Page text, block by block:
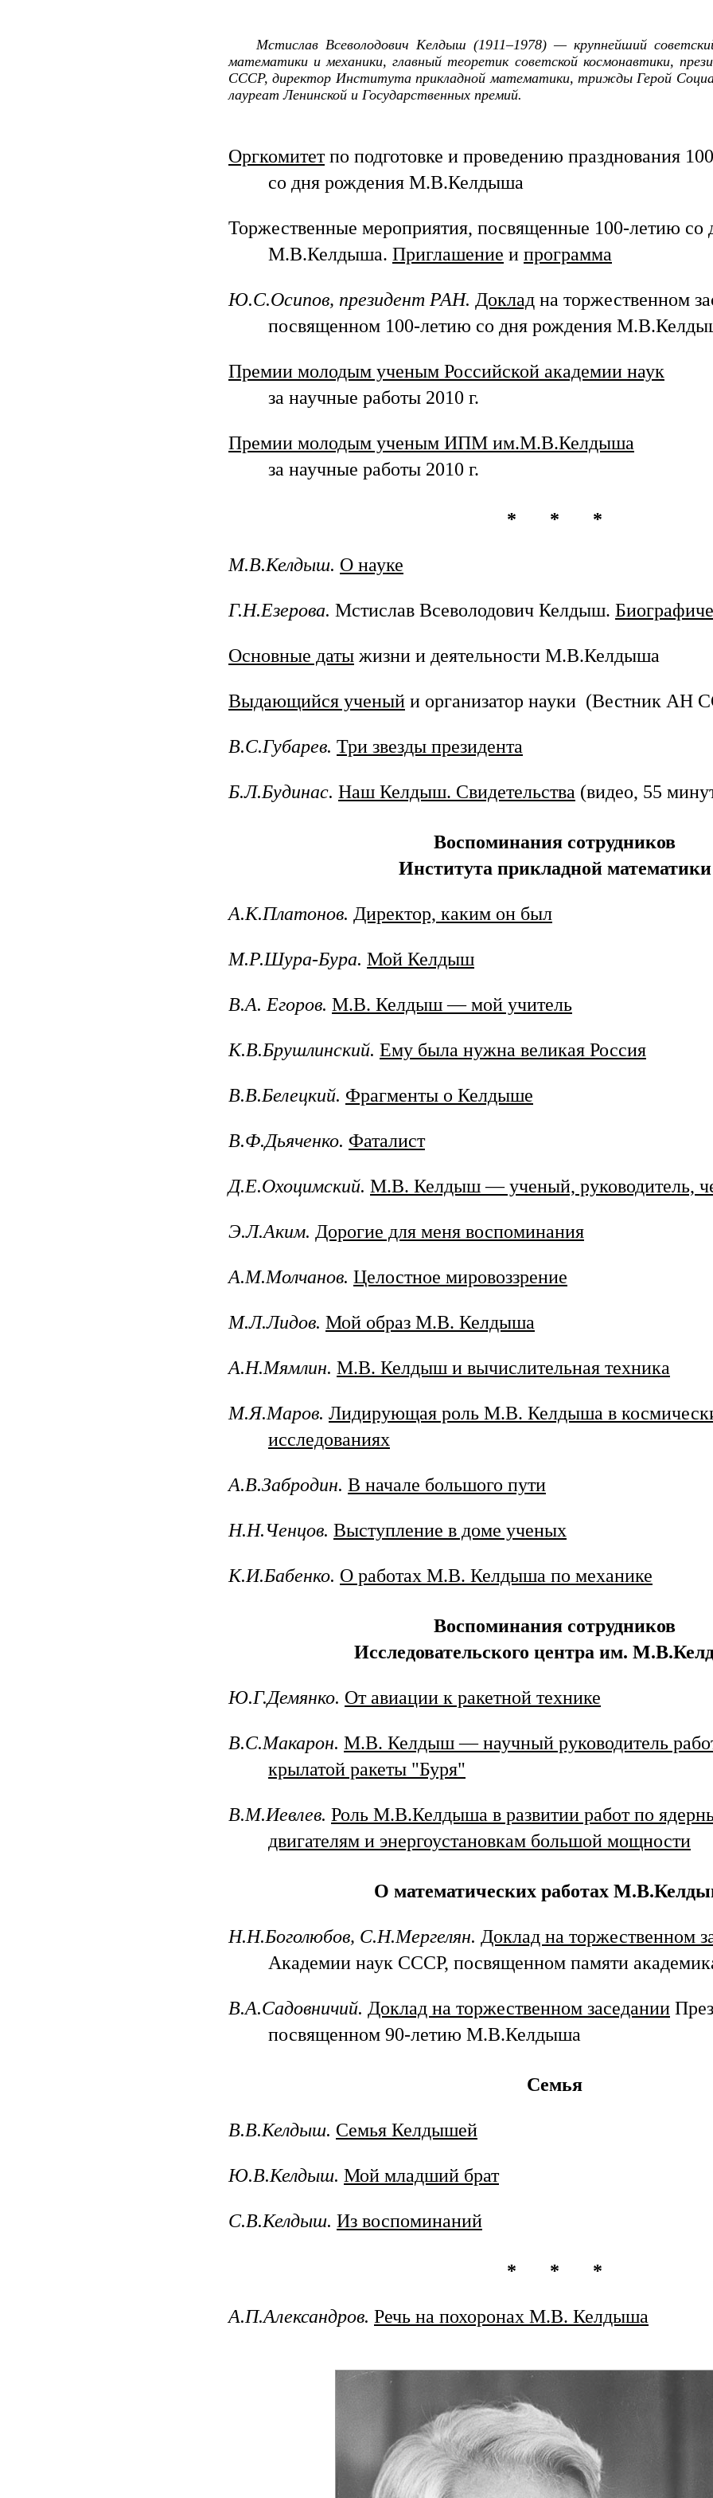
Мстислав Всеволодович Келдыш (1911–1978) — крупнейший
математики и механики, главный теоретик советской космонавтики,
СССР, директор Института прикладной математики, трижды Герой
лауреат Ленинской и Государственных премий.
Оргкомитетпо подготовке и проведению празднования
со дня рождения М.В.Келдыша
Торжественные мероприятия, посвященные 100-летию со
М.В.Келдыша. Приглашение и программа
Ю.С.Осипов, президент РАН. Доклад на торжественном
посвященном 100-летию со дня рождения
Премии молодым ученым Российской академии наук
за научные работы 2010 г.
Премии молодым ученым ИПМ им.М.В.Келдыша
за научные работы 2010 г.
* * *
М.В.Келдыш. О науке
Г.Н.Езерова. Мстислав Всеволодович Келдыш.
Основные даты жизни и деятельности М.В.Келдыша
Выдающийся ученый и организатор науки (Вестник АН
В.С.Губарев. Три звезды президента
Б.Л.Будинас. Наш Келдыш. Свидетельства (видео, 55
Воспоминания сотрудников
Института прикладной математики
А.К.Платонов. Директор, каким он был
М.Р.Шура-Бура. Мой Келдыш
В.А. Егоров. М.В. Келдыш — мой учитель
К.В.Брушлинский. Ему была нужна великая Россия
В.В.Белецкий. Фрагменты о Келдыше
В.Ф.Дьяченко. Фаталист
Д.Е.Охоцимский. М.В. Келдыш — ученый, руководитель,
Э.Л.Аким. Дорогие для меня воспоминания
А.М.Молчанов. Целостное мировоззрение
М.Л.Лидов. Мой образ М.В. Келдыша
А.Н.Мямлин. М.В. Келдыш и вычислительная техника
М.Я.Маров. Лидирующая роль М.В. Келдыша в
исследованиях
А.В.Забродин. В начале большого пути
Н.Н.Ченцов. Выступление в доме ученых
К.И.Бабенко. О работах М.В. Келдыша по механике
Воспоминания сотрудников
Исследовательского центра им.
Ю.Г.Демянко. От авиации к ракетной технике
В.С.Макарон. М.В. Келдыш — научный руководитель
крылатой ракеты "Буря"
В.М.Иевлев. Роль М.В.Келдыша в развитии работ по
двигателям и энергоустановкам большой мощности
О математических работах
Н.Н.Боголюбов, С.Н.Мергелян. Доклад на торжественном
Академии наук СССР, посвященном памяти
В.А.Садовничий. Доклад на торжественном заседании
посвященном 90-летию М.В.Келдыша
Семья
В.В.Келдыш. Семья Келдышей
Ю.В.Келдыш. Мой младший брат
C.В.Келдыш. Из воспоминаний
* * *
А.П.Александров. Речь на похоронах М.В. Келдыша